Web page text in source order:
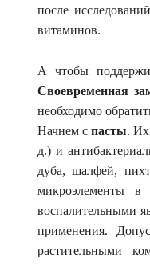
после
витаминов.
А чтобы
Своевременная
необходимо
Начнем спасты.
д.) и
дуба, шалфей,
микроэлементы
воспалительными
применения.
растительными